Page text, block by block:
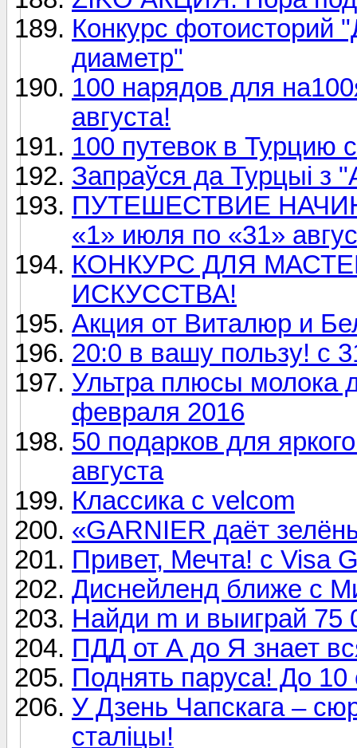
Конкурс фотоисторий
диаметр"
100 нарядов для
августа!
100 путевок в Турцию
Запраўся да Турцыі з
ПУТЕШЕСТВИЕ
«1» июля по «31»
КОНКУРС ДЛЯ
ИСКУССТВА!
Акция от Виталюр и
20:0 в вашу пользу! с
Ультра плюсы молока
февраля 2016
50 подарков для
августа
Классика с velcom
«GARNIER даёт
Привет, Мечта! с Visa
Диснейленд ближе с
Найди m и выиграй 75
ПДД от А до Я знает
Поднять паруса! До 10
У Дзень Чапскага –
сталіцы!